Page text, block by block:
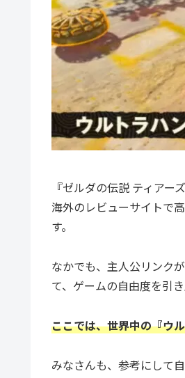
『ゼルダの伝説 ティア
海外のレビューサイトで
す。
なかでも、主人公リンク
て、ゲームの自由度を引き
ここでは、世界中の『ウ
みなさんも、参考にして